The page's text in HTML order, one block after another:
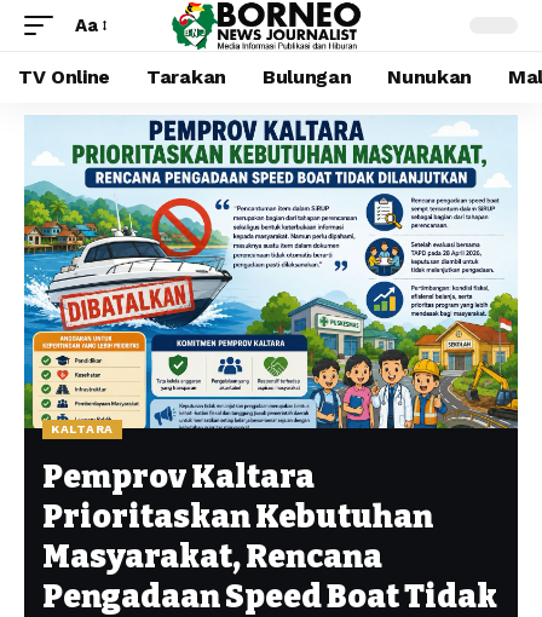
Aa
TV Online Tarakan Bulungan Nunukan
KALTARA
Pemprov Kaltara
Prioritaskan Kebutuhan
Masyarakat, Rencana
Pengadaan Speed Boat Tidak